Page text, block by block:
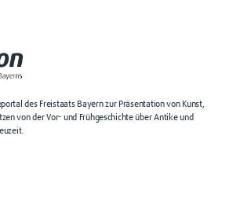
des Freistaats Bayern zur Präsentation von Kunst,
von der Vor- und Frühgeschichte über Antike und